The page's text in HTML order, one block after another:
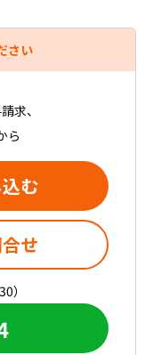
さい
求、
ら
む
せ
）